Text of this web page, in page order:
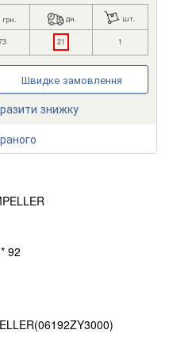
грн. дн. шт.
21 1
Швидке замовлення
знижку
92